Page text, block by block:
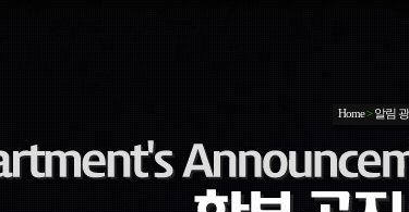
Home> 알림